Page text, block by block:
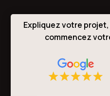
Expliquez votre
commencez